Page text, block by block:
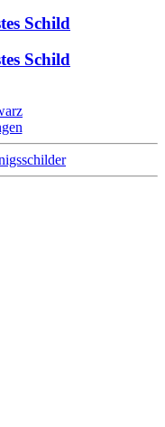
Schild
Schild